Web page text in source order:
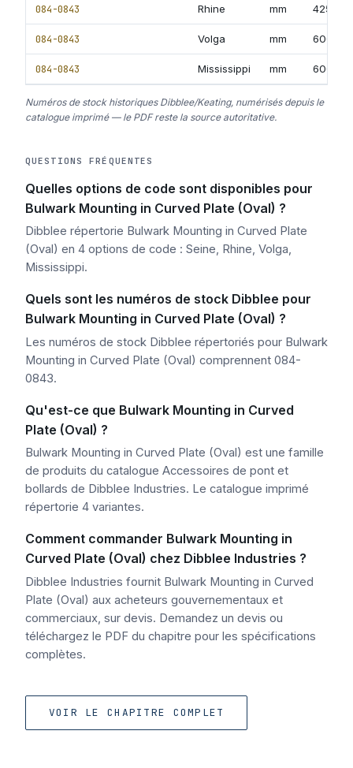
084-0843 Rhine mm 425
084-0843 Volga mm 600
084-0843 Mississippi mm 600
Numéros de stock historiques Dibblee/Keating, numérisés depuis le
catalogue imprimé — le PDF reste la source autoritative.
QUESTIONS FRÉQUENTES
Quelles options de code sont disponibles pour
Bulwark Mounting in Curved Plate (Oval) ?
Dibblee répertorie Bulwark Mounting in Curved Plate
(Oval) en 4 options de code : Seine, Rhine, Volga,
Mississippi.
Quels sont les numéros de stock Dibblee pour
Bulwark Mounting in Curved Plate (Oval) ?
Les numéros de stock Dibblee répertoriés pour Bulwark
Mounting in Curved Plate (Oval) comprennent 084-
0843.
Qu'est-ce que Bulwark Mounting in Curved
Plate (Oval) ?
Bulwark Mounting in Curved Plate (Oval) est une famille
de produits du catalogue Accessoires de pont et
bollards de Dibblee Industries. Le catalogue imprimé
répertorie 4 variantes.
Comment commander Bulwark Mounting in
Curved Plate (Oval) chez Dibblee Industries ?
Dibblee Industries fournit Bulwark Mounting in Curved
Plate (Oval) aux acheteurs gouvernementaux et
commerciaux, sur devis. Demandez un devis ou
téléchargez le PDF du chapitre pour les spécifications
complètes.
VOIR LE CHAPITRE COMPLET